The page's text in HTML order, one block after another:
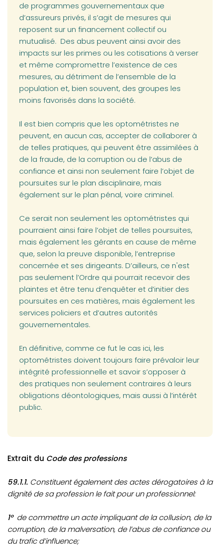
de programmes gouvernementaux que
d’assureurs privés, il s’agit de mesures qui
reposent sur un financement collectif ou
mutualisé. Des abus peuvent ainsi avoir des
impacts sur les primes ou les cotisations à verser
et même compromettre l’existence de ces
mesures, au détriment de l’ensemble de la
population et, bien souvent, des groupes les
moins favorisés dans la société.
Il est bien compris que les optométristes ne
peuvent, en aucun cas, accepter de collaborer à
de telles pratiques, qui peuvent être assimilées à
de la fraude, de la corruption ou de l’abus de
confiance et ainsi non seulement faire l’objet de
poursuites sur le plan disciplinaire, mais
également sur le plan pénal, voire criminel.
Ce serait non seulement les optométristes qui
pourraient ainsi faire l’objet de telles poursuites,
mais également les gérants en cause de même
que, selon la preuve disponible, l’entreprise
concernée et ses dirigeants. D’ailleurs, ce n'est
pas seulement l’Ordre qui pourrait recevoir des
plaintes et être tenu d’enquêter et d’initier des
poursuites en ces matières, mais également les
services policiers et d’autres autorités
gouvernementales.
En définitive, comme ce fut le cas ici, les
optométristes doivent toujours faire prévaloir leur
intégrité professionnelle et savoir s’opposer à
des pratiques non seulement contraires à leurs
obligations déontologiques, mais aussi à l’intérêt
public.
Extrait du Code des professions
59.1.1. Constituent également des actes dérogatoires à la
dignité de sa profession le fait pour un professionnel:
1°de commettre un acte impliquant de la collusion, de la
corruption, de la malversation, de l’abus de confiance ou
du trafic d’influence;